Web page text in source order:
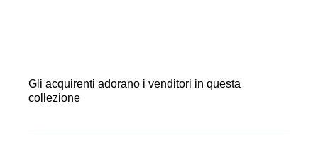
Gli acquirenti adorano i venditori in questa
collezione